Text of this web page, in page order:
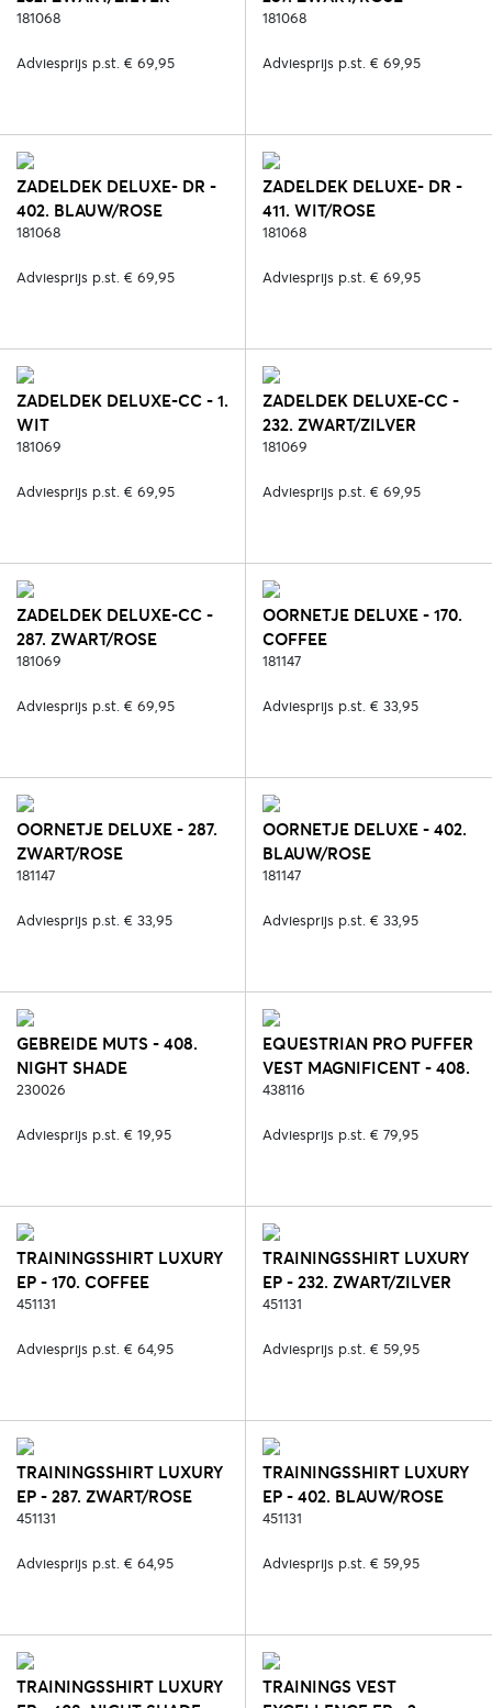
181068
Adviesprijs p.st. € 69,95
181068
Adviesprijs p.st. € 69,95
ZADELDEK DELUXE- DR -
402. BLAUW/ROSE
181068
Adviesprijs p.st. € 69,95
ZADELDEK DELUXE- DR -
411. WIT/ROSE
181068
Adviesprijs p.st. € 69,95
ZADELDEK DELUXE-CC - 1.
WIT
181069
Adviesprijs p.st. € 69,95
ZADELDEK DELUXE-CC -
232. ZWART/ZILVER
181069
Adviesprijs p.st. € 69,95
ZADELDEK DELUXE-CC -
287. ZWART/ROSE
181069
Adviesprijs p.st. € 69,95
OORNETJE DELUXE - 170.
COFFEE
181147
Adviesprijs p.st. € 33,95
OORNETJE DELUXE - 287.
ZWART/ROSE
181147
Adviesprijs p.st. € 33,95
OORNETJE DELUXE - 402.
BLAUW/ROSE
181147
Adviesprijs p.st. € 33,95
GEBREIDE MUTS - 408.
NIGHT SHADE
230026
Adviesprijs p.st. € 19,95
EQUESTRIAN PRO PUFFER
VEST MAGNIFICENT - 408.
NIGHT SHADE
438116
Adviesprijs p.st. € 79,95
TRAININGSSHIRT LUXURY
EP - 170. COFFEE
451131
Adviesprijs p.st. € 64,95
TRAININGSSHIRT LUXURY
EP - 232. ZWART/ZILVER
451131
Adviesprijs p.st. € 59,95
TRAININGSSHIRT LUXURY
EP - 287. ZWART/ROSE
451131
Adviesprijs p.st. € 64,95
TRAININGSSHIRT LUXURY
EP - 402. BLAUW/ROSE
451131
Adviesprijs p.st. € 59,95
TRAININGSSHIRT LUXURY
TRAININGS VEST